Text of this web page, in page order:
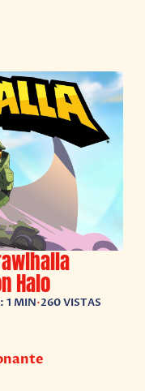
Halo
1 MIN•260 VISTAS